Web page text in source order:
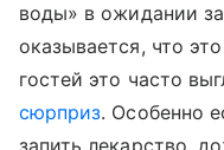
воды» в ожидании
оказывается, что
гостей это часто
сюрприз. Особенно